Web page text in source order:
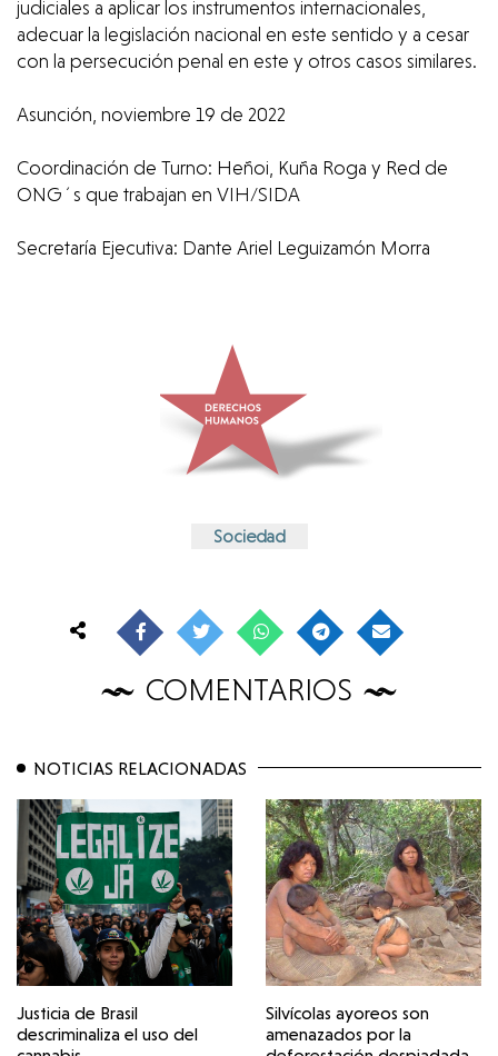
judiciales a aplicar los instrumentos internacionales,
adecuar la legislación nacional en este sentido y a cesar
con la persecución penal en este y otros casos similares.
Asunción, noviembre 19 de 2022
Coordinación de Turno: Heñoi, Kuña Roga y Red de
ONG´s que trabajan en VIH/SIDA
Secretaría Ejecutiva: Dante Ariel Leguizamón Morra
Sociedad
COMENTARIOS
NOTICIAS RELACIONADAS
Justicia de Brasil
descriminaliza el uso del
Silvícolas ayoreos son
amenazados por la